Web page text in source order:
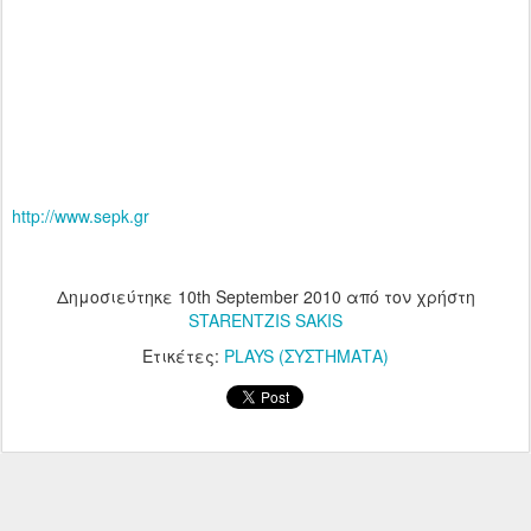
http://www.sepk.gr
Δημοσιεύτηκε 10th September 2010 από τον χρήστη
STARENTZIS SAKIS
Ετικέτες: PLAYS (ΣΥΣΤΗΜΑΤΑ)